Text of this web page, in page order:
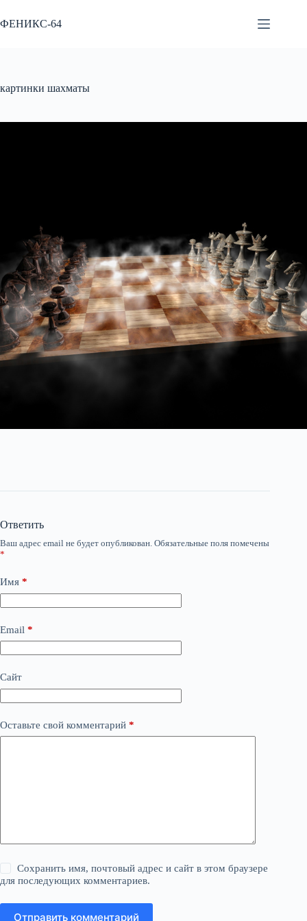
к
сути
ФЕНИКС-64
картинки шахматы
Ответить
Ваш адрес email не будет опубликован. Обязательные поля помечены
*
Имя *
Email *
Сайт
Оставьте свой комментарий *
Сохранить имя, почтовый адрес и сайт в этом браузере
для последующих комментариев.
Отправить комментарий